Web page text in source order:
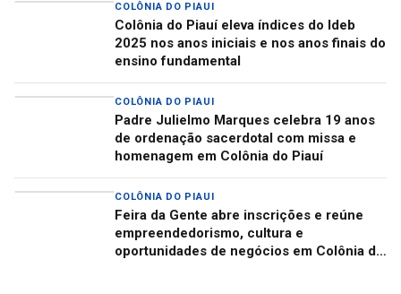
COLÔNIA DO PIAUI
Colônia do Piauí eleva índices do Ideb
2025 nos anos iniciais e nos anos finais do
ensino fundamental
COLÔNIA DO PIAUI
Padre Julielmo Marques celebra 19 anos
de ordenação sacerdotal com missa e
homenagem em Colônia do Piauí
COLÔNIA DO PIAUI
Feira da Gente abre inscrições e reúne
empreendedorismo, cultura e
oportunidades de negócios em Colônia do